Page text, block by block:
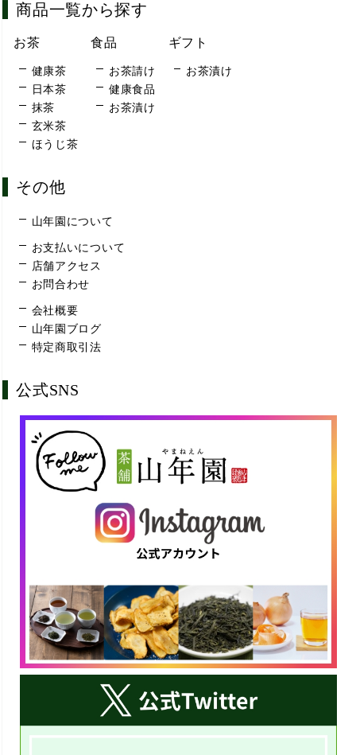
商品一覧から探す
お茶
健康茶
日本茶
抹茶
玄米茶
ほうじ茶
食品
お茶請け
健康食品
お茶漬け
ギフト
お茶漬け
その他
山年園について
お支払いについて
店舗アクセス
お問合わせ
会社概要
山年園ブログ
特定商取引法
公式SNS